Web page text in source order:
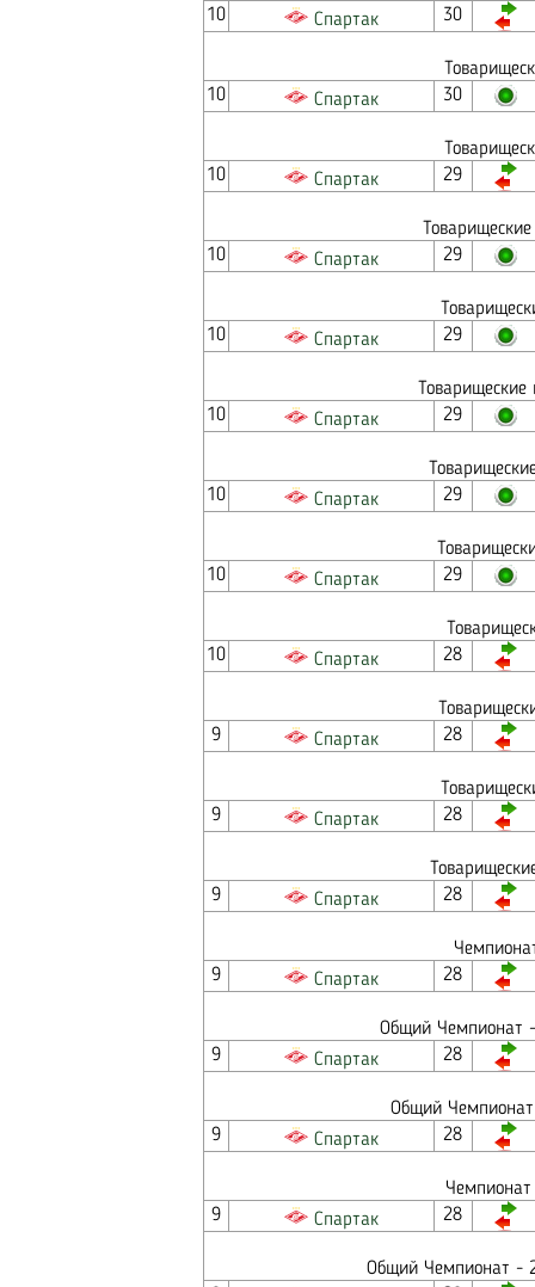
10 Спартак 30
10
Спартак 30
10
Спартак 29
10
Спартак 29
10
Спартак 29
10
Спартак 29
10
Спартак 29
10
Спартак 29
10
Спартак 28
9
Спартак 28
9
Спартак 28
9
Спартак 28
9
Спартак 28
Общий Чемпионат
9
Спартак 28
Общий
9
Спартак 28
9
Спартак 28
Общий Чемпионат -